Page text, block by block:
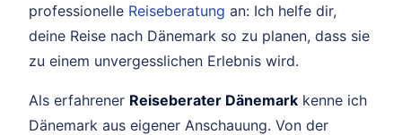
professionelle Reiseberatung an: Ich helfe dir,
deine Reise nach Dänemark so zu planen, dass sie
zu einem unvergesslichen Erlebnis wird.
Als erfahrener Reiseberater Dänemark kenne ich
Dänemark aus eigener Anschauung. Von der